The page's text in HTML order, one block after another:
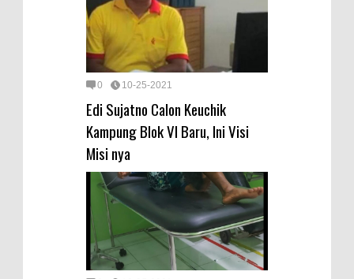
0 10-25-2021
Edi Sujatno Calon Keuchik
Kampung Blok VI Baru, Ini Visi
Misi nya